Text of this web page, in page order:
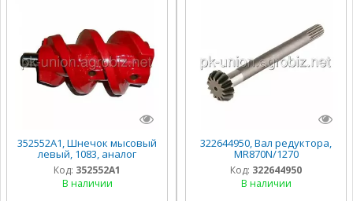
352552A1, Шнечок мысовый
левый, 1083, аналог
Код: 352552A1
В наличии
322644950, Вал редуктора,
MR870N/1270
Код: 322644950
В наличии